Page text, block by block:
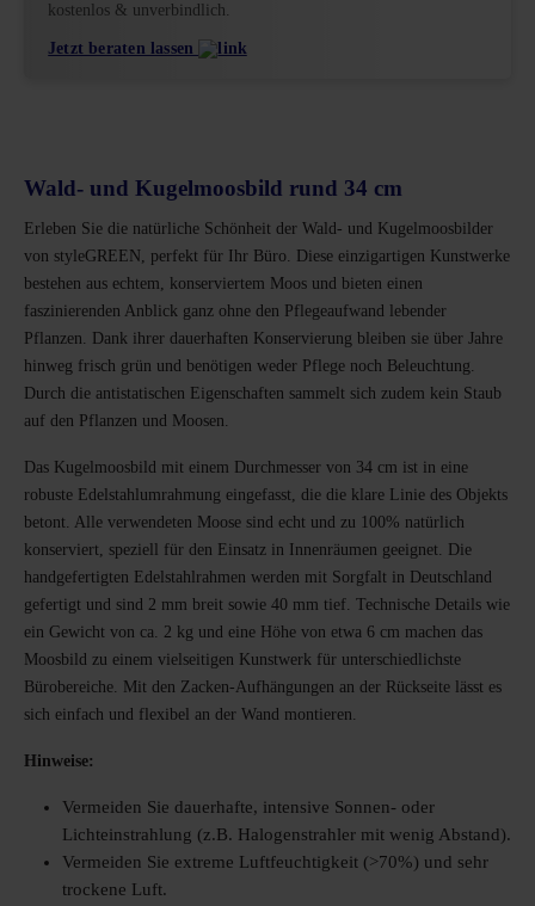
kostenlos & unverbindlich.
Jetzt beraten lassen
Wald- und Kugelmoosbild rund 34 cm
Erleben Sie die natürliche Schönheit der Wald- und Kugelmoosbilder
von styleGREEN, perfekt für Ihr Büro. Diese einzigartigen Kunstwerke
bestehen aus echtem, konserviertem Moos und bieten einen
faszinierenden Anblick ganz ohne den Pflegeaufwand lebender
Pflanzen. Dank ihrer dauerhaften Konservierung bleiben sie über Jahre
hinweg frisch grün und benötigen weder Pflege noch Beleuchtung.
Durch die antistatischen Eigenschaften sammelt sich zudem kein Staub
auf den Pflanzen und Moosen.
Das Kugelmoosbild mit einem Durchmesser von 34 cm ist in eine
robuste Edelstahlumrahmung eingefasst, die die klare Linie des Objekts
betont. Alle verwendeten Moose sind echt und zu 100% natürlich
konserviert, speziell für den Einsatz in Innenräumen geeignet. Die
handgefertigten Edelstahlrahmen werden mit Sorgfalt in Deutschland
gefertigt und sind 2 mm breit sowie 40 mm tief. Technische Details wie
ein Gewicht von ca. 2 kg und eine Höhe von etwa 6 cm machen das
Moosbild zu einem vielseitigen Kunstwerk für unterschiedlichste
Bürobereiche. Mit den Zacken-Aufhängungen an der Rückseite lässt es
sich einfach und flexibel an der Wand montieren.
Hinweise:
Vermeiden Sie dauerhafte, intensive Sonnen- oder
Lichteinstrahlung (z.B. Halogenstrahler mit wenig Abstand).
Vermeiden Sie extreme Luftfeuchtigkeit (>70%) und sehr
trockene Luft.